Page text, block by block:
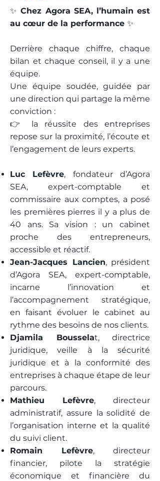
✨Chez Agora SEA, l’humain est
au cœur de la performance ✨
Derrière chaque chiffre, chaque
bilan et chaque conseil, il y a une
équipe.
Une équipe soudée, guidée par
une direction qui partage la même
conviction :
👉 la réussite des entreprises
repose sur la proximité, l’écoute et
l’engagement de leurs experts.
Luc Lefèvre, fondateur d’Agora
SEA, expert-comptable et
commissaire aux comptes, a posé
les premières pierres il y a plus de
40 ans. Sa vision : un cabinet
proche des entrepreneurs,
accessible et réactif.
Jean-Jacques Lancien, président
d’Agora SEA, expert-comptable,
incarne l’innovation et
l’accompagnement stratégique,
en faisant évoluer le cabinet au
rythme des besoins de nos clients.
Djamila Bousselat, directrice
juridique, veille à la sécurité
juridique et à la conformité des
entreprises à chaque étape de leur
parcours.
Mathieu Lefèvre, directeur
administratif, assure la solidité de
l’organisation interne et la qualité
du suivi client.
Romain Lefèvre, directeur
financier, pilote la stratégie
économique et financière du